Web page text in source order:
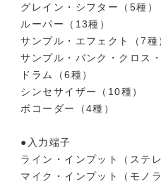
グレイン・シフター（5種）
ルーパー（13種）
サンプル・エフェクト（7種
サンプル・バンク・クロス
ドラム（6種）
シンセサイザー（10種）
ボコーダー（4種）
●入力端子
ライン・インプット（ステ
マイク・インプット（モノ